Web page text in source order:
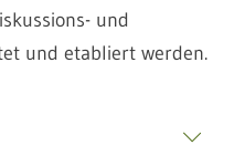
und
und etabliert werden.